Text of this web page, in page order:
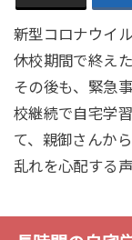
新型コロナウイ
休校期間で終え
その後も、緊急
校継続で自宅学
て、親御さんか
乱れを心配する